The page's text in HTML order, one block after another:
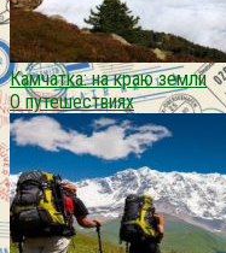
Камчатка: на краю земли
О путешествиях